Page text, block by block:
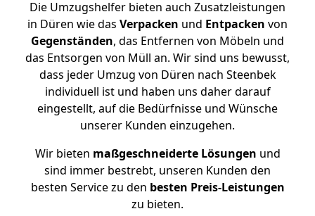
Die Umzugshelfer bieten auch Zusatzleistungen
in Düren wie das Verpacken und Entpacken von
Gegenständen, das Entfernen von Möbeln und
das Entsorgen von Müll an. Wir sind uns bewusst,
dass jeder Umzug von Düren nach Steenbek
individuell ist und haben uns daher darauf
eingestellt, auf die Bedürfnisse und Wünsche
unserer Kunden einzugehen.
Wir bieten maßgeschneiderte Lösungen und
sind immer bestrebt, unseren Kunden den
besten Service zu den besten Preis-Leistungen
zu bieten.